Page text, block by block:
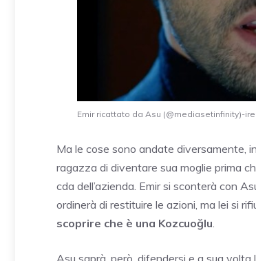
Emir ricattato da Asu (@mediasetinfinity)-
Ma le cose sono andate diversamente,
ragazza di diventare sua moglie prima
cda dell’azienda. Emir si sconterà con
ordinerà di restituire le azioni, ma lei si
scoprire che è una Kozcuoğlu.